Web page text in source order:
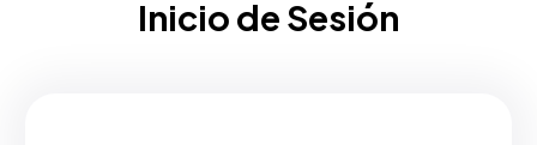
Inicio de Sesión